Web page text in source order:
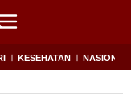
KESEHATAN NASIONAL